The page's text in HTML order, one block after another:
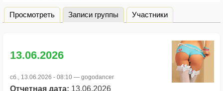
Главные вкладки
Просмотреть Записи группы (активная вкладка)
Участники
13.06.2026
сб., 13.06.2026 - 08:10 — gogodancer
Отчетная дата: 13.06.2026